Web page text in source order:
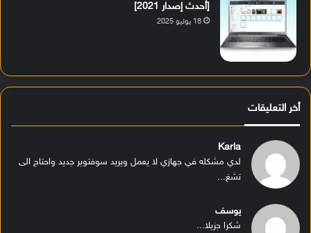
[أحدث إصدار 2021]
18 يوليو 2025
أخر التعليقات
Karla
لدي مشكله في جهازي لا يعمل ويريد سوفتوير جديد واحتاج الى
تشغ...
يوسف
شكرا جزيلا...